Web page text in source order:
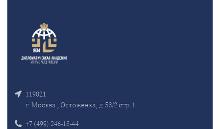
119021
г. Москва , Остоженка, д.53/2 стр.1
+7 (499) 246-18-44